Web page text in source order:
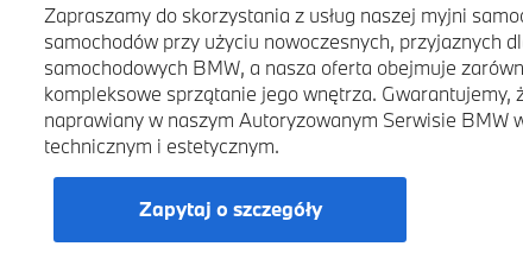
Zapraszamy do skorzystania z usług naszej myjni
samochodów przy użyciu nowoczesnych, przyjaznych
samochodowych BMW, a nasza oferta obejmuje
kompleksowe sprzątanie jego wnętrza. Gwarantujemy,
naprawiany w naszym Autoryzowanym Serwisie BMW
technicznym i estetycznym.
Zapytaj o szczegóły